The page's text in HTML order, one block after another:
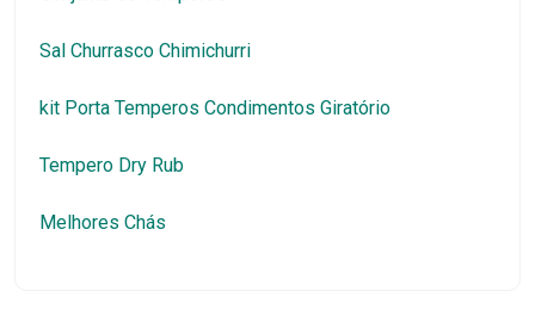
Sal Churrasco Chimichurri
kit Porta Temperos Condimentos Giratório
Tempero Dry Rub
Melhores Chás